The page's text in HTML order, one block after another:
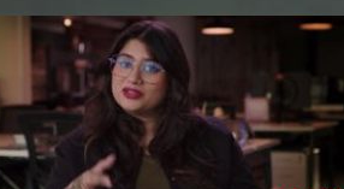
‫"مصاصة، مصاصة"‬